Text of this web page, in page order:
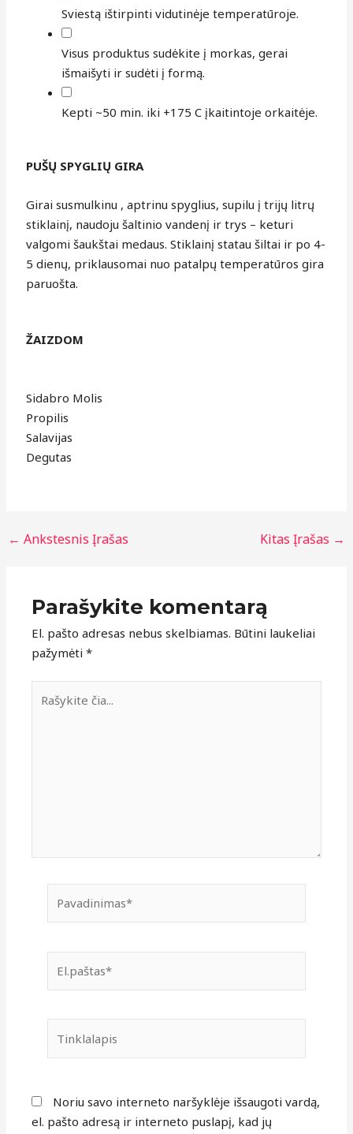
Sviestą ištirpinti vidutinėje temperatūroje.
Visus produktus sudėkite į morkas, gerai
išmaišyti ir sudėti į formą.
Kepti ~50 min. iki +175 C įkaitintoje orkaitėje.
PUŠŲ SPYGLIŲ GIRA
Girai susmulkinu , aptrinu spyglius, supilu į trijų litrų
stiklainį, naudoju šaltinio vandenį ir trys – keturi
valgomi šaukštai medaus. Stiklainį statau šiltai ir po 4-
5 dienų, priklausomai nuo patalpų temperatūros gira
paruošta.
ŽAIZDOM
Sidabro Molis
Propilis
Salavijas
Degutas
← Ankstesnis Įrašas Kitas Įrašas →
Parašykite komentarą
El. pašto adresas nebus skelbiamas. Būtini laukeliai
pažymėti*
čia...
Noriu savo interneto naršyklėje išsaugoti vardą,
el. pašto adresą ir interneto puslapį, kad jų